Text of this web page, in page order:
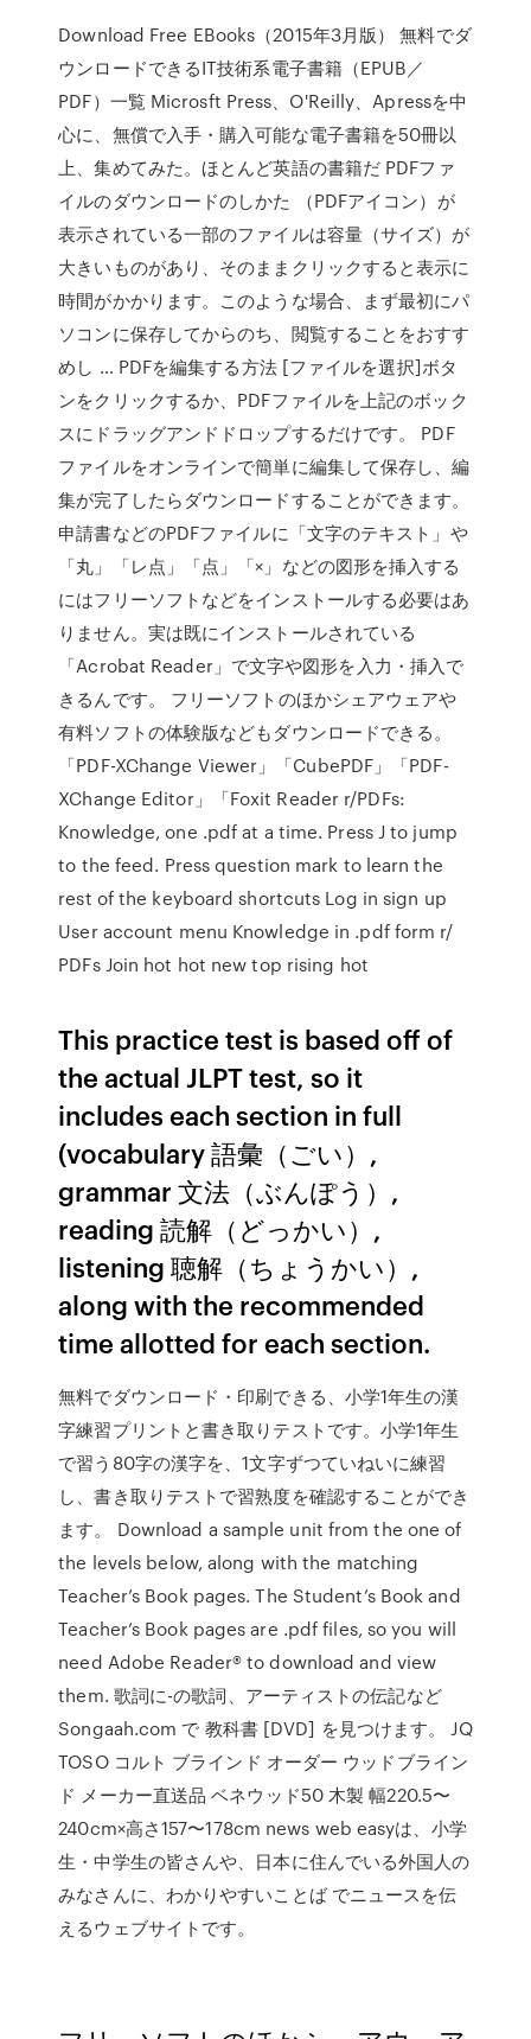
Download Free EBooks（2015年3月版） 無料でダ
ウンロードできるIT技術系電子書籍（EPUB／
PDF）一覧 Microsft Press、O'Reilly、Apressを中
心に、無償で入手・購入可能な電子書籍を50冊以
上、集めてみた。ほとんど英語の書籍だ PDFファ
イルのダウンロードのしかた （PDFアイコン）が
表示されている一部のファイルは容量（サイズ）が
大きいものがあり、そのままクリックすると表示に
時間がかかります。このような場合、まず最初にパ
ソコンに保存してからのち、閲覧することをおすす
めし … PDFを編集する方法 [ファイルを選択]ボタ
ンをクリックするか、PDFファイルを上記のボック
スにドラッグアンドドロップするだけです。 PDF
ファイルをオンラインで簡単に編集して保存し、編
集が完了したらダウンロードすることができます。
申請書などのPDFファイルに「文字のテキスト」や
「丸」「レ点」「点」「×」などの図形を挿入する
にはフリーソフトなどをインストールする必要はあ
りません。実は既にインストールされている
「Acrobat Reader」で文字や図形を入力・挿入で
きるんです。 フリーソフトのほかシェアウェアや
有料ソフトの体験版などもダウンロードできる。
「PDF-XChange Viewer」「CubePDF」「PDF-
XChange Editor」「Foxit Reader r/PDFs:
Knowledge, one .pdf at a time. Press J to jump
to the feed. Press question mark to learn the
rest of the keyboard shortcuts Log in sign up
User account menu Knowledge in .pdf form r/
PDFs Join hot hot new top rising hot
This practice test is based off of
the actual JLPT test, so it
includes each section in full
(vocabulary 語彙（ごい）,
grammar 文法（ぶんぽう）,
reading 読解（どっかい）,
listening 聴解（ちょうかい）,
along with the recommended
time allotted for each section.
無料でダウンロード・印刷できる、小学1年生の漢
字練習プリントと書き取りテストです。小学1年生
で習う80字の漢字を、1文字ずつていねいに練習
し、書き取りテストで習熟度を確認することができ
ます。 Download a sample unit from the one of
the levels below, along with the matching
Teacher’s Book pages. The Student’s Book and
Teacher’s Book pages are .pdf files, so you will
need Adobe Reader® to download and view
them. 歌詞に-の歌詞、アーティストの伝記など
Songaah.com で 教科書 [DVD] を見つけます。 JQ
TOSO コルト ブラインド オーダー ウッドブライン
ド メーカー直送品 ベネウッド50 木製 幅220.5〜
240cm×高さ157〜178cm news web easyは、小学
生・中学生の皆さんや、日本に住んでいる外国人の
みなさんに、わかりやすいことば でニュースを伝
えるウェブサイトです。